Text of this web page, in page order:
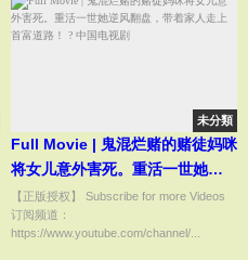
未分類
Full Movie | 鬼混烂赌的赌徒妈咪
将女儿意外害死。重活一世她逆
风翻盘，带着家人走上首富道
路！ ? 中国电视剧
【正版授权】 Subscribe for more Videos
订阅频道：
https://www.youtube.com/channel/...